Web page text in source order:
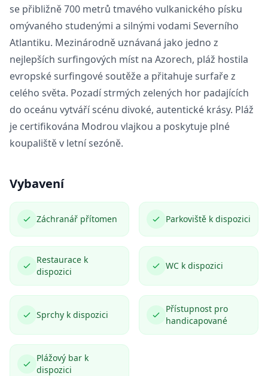
se přibližně 700 metrů tmavého vulkanického písku
omývaného studenými a silnými vodami Severního
Atlantiku. Mezinárodně uznávaná jako jedno z
nejlepších surfingových míst na Azorech, pláž hostila
evropské surfingové soutěže a přitahuje surfaře z
celého světa. Pozadí strmých zelených hor padajících
do oceánu vytváří scénu divoké, autentické krásy. Pláž
je certifikována Modrou vlajkou a poskytuje plné
koupaliště v letní sezóně.
Vybavení
Záchranář přítomen Parkoviště k dispozici
Restaurace k
dispozici
WC k dispozici
Sprchy k dispozici
Přístupnost pro
handicapované
Plážový bar k
dispozici